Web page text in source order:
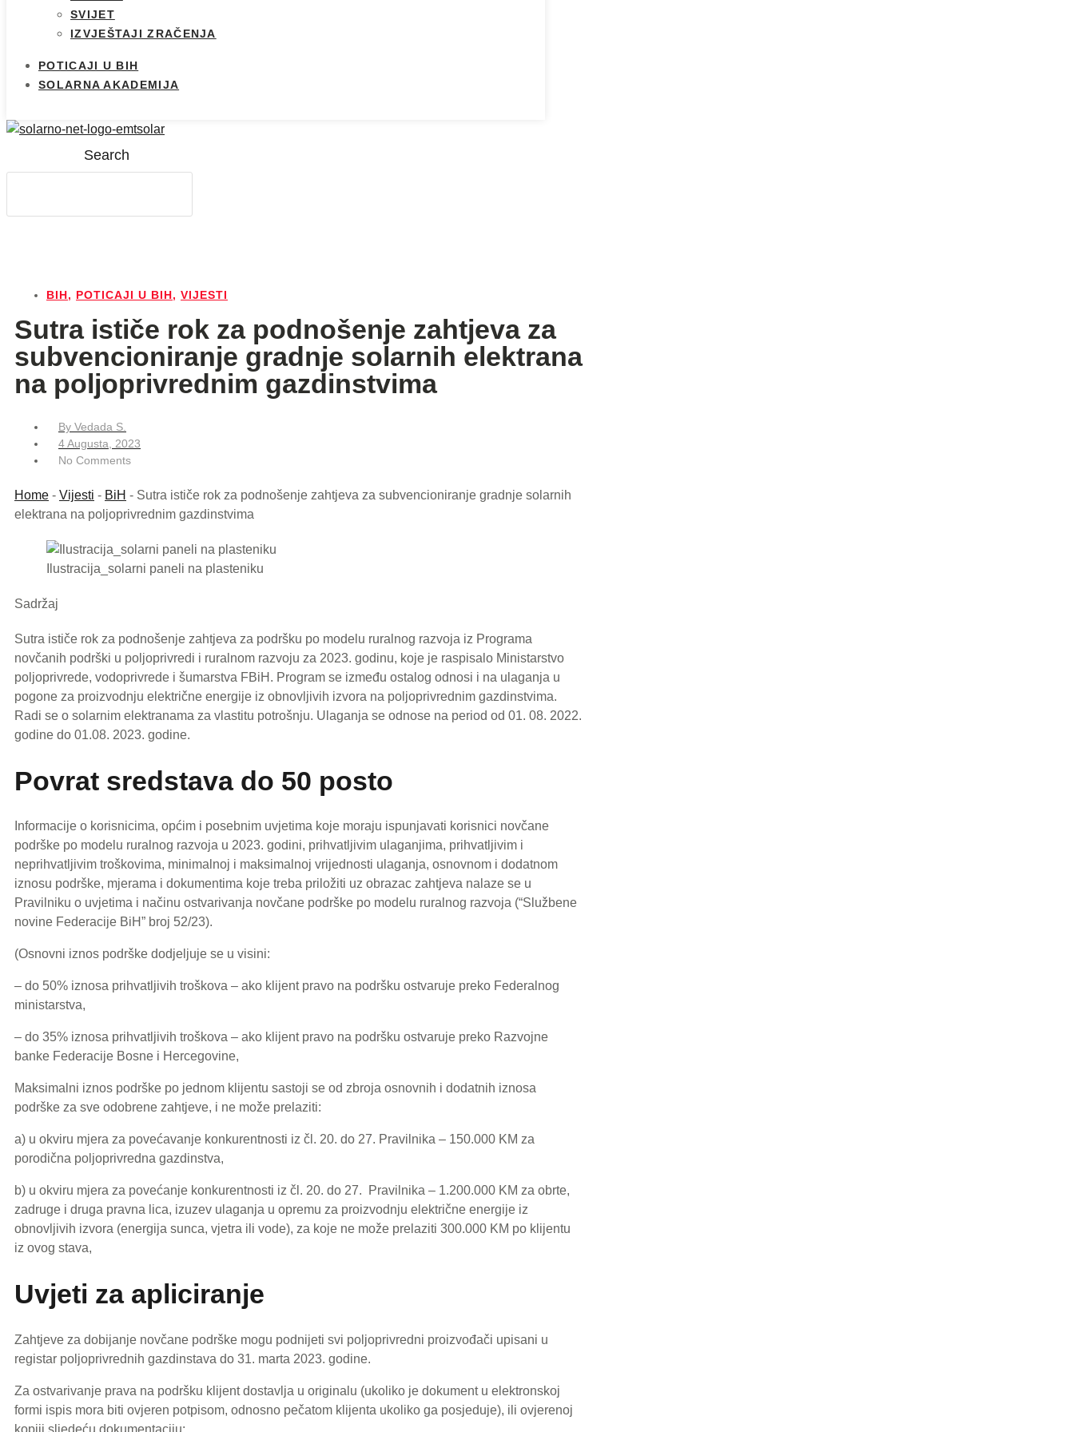
SVIJET
IZVJEŠTAJI ZRAČENJA
POTICAJI U BIH
SOLARNA AKADEMIJA
Search
BIH, POTICAJI U BIH, VIJESTI
Sutra ističe rok za podnošenje zahtjeva za
subvencioniranje gradnje solarnih elektrana
na poljoprivrednim gazdinstvima
By Vedada S.
4 Augusta, 2023
No Comments
Home - Vijesti - BiH - Sutra ističe rok za podnošenje zahtjeva za subvencioniranje gradnje solarnih
elektrana na poljoprivrednim gazdinstvima
Ilustracija_solarni paneli na plasteniku
Sadržaj
Sutra ističe rok za podnošenje zahtjeva za podršku po modelu ruralnog razvoja iz Programa
novčanih podrški u poljoprivredi i ruralnom razvoju za 2023. godinu, koje je raspisalo Ministarstvo
poljoprivrede, vodoprivrede i šumarstva FBiH. Program se između ostalog odnosi i na ulaganja u
pogone za proizvodnju električne energije iz obnovljivih izvora na poljoprivrednim gazdinstvima.
Radi se o solarnim elektranama za vlastitu potrošnju. Ulaganja se odnose na period od 01. 08. 2022.
godine do 01.08. 2023. godine.
Povrat sredstava do 50 posto
Informacije o korisnicima, općim i posebnim uvjetima koje moraju ispunjavati korisnici novčane
podrške po modelu ruralnog razvoja u 2023. godini, prihvatljivim ulaganjima, prihvatljivim i
neprihvatljivim troškovima, minimalnoj i maksimalnoj vrijednosti ulaganja, osnovnom i dodatnom
iznosu podrške, mjerama i dokumentima koje treba priložiti uz obrazac zahtjeva nalaze se u
Pravilniku o uvjetima i načinu ostvarivanja novčane podrške po modelu ruralnog razvoja (“Službene
novine Federacije BiH” broj 52/23).
(Osnovni iznos podrške dodjeljuje se u visini:
– do 50% iznosa prihvatljivih troškova – ako klijent pravo na podršku ostvaruje preko Federalnog
ministarstva,
– do 35% iznosa prihvatljivih troškova – ako klijent pravo na podršku ostvaruje preko Razvojne
banke Federacije Bosne i Hercegovine,
Maksimalni iznos podrške po jednom klijentu sastoji se od zbroja osnovnih i dodatnih iznosa
podrške za sve odobrene zahtjeve, i ne može prelaziti:
a) u okviru mjera za povećavanje konkurentnosti iz čl. 20. do 27. Pravilnika – 150.000 KM za
porodična poljoprivredna gazdinstva,
b) u okviru mjera za povećanje konkurentnosti iz čl. 20. do 27. Pravilnika – 1.200.000 KM za obrte,
zadruge i druga pravna lica, izuzev ulaganja u opremu za proizvodnju električne energije iz
obnovljivih izvora (energija sunca, vjetra ili vode), za koje ne može prelaziti 300.000 KM po klijentu
iz ovog stava,
Uvjeti za apliciranje
Zahtjeve za dobijanje novčane podrške mogu podnijeti svi poljoprivredni proizvođači upisani u
registar poljoprivrednih gazdinstava do 31. marta 2023. godine.
Za ostvarivanje prava na podršku klijent dostavlja u originalu (ukoliko je dokument u elektronskoj
formi ispis mora biti ovjeren potpisom, odnosno pečatom klijenta ukoliko ga posjeduje), ili ovjerenoj
kopiji sljedeću dokumentaciju: